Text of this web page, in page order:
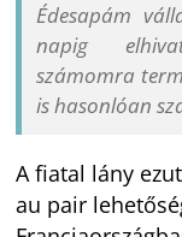
Édesapám
napig
számomra
is hasonlóan
A fiatal lány
au pair